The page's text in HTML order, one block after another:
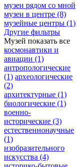
музеи рядом со мной
музеи в центре (8)
музейные центры (1)
Другие фильтры
Музей показать все
космонавтики и
авиации (1)
антропологические
(1) археологические
(2)
архитектурные (1)
биологические (1)
военно-
исторические (3)
естественнонаучные
(1)
изобразительного
искусства (4)